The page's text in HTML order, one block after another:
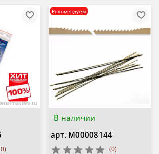
В наличии
Рекомендуем
арт. М00008144
(0)